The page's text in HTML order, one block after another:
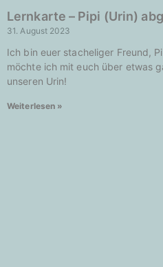
Lernkarte – Pipi (Urin)
31. August 2023
Ich bin euer stacheliger Freund,
möchte ich mit euch über etwas
unseren Urin!
Weiterlesen »